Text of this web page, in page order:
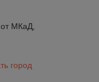
МКаД,
город